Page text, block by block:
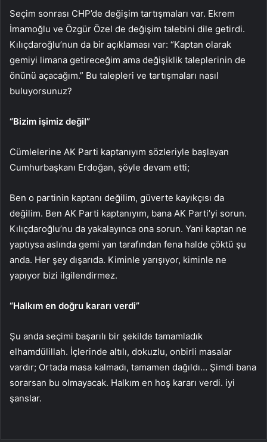
Seçim sonrası CHP’de değişim tartışmaları var. Ekrem
İmamoğlu ve Özgür Özel de değişim talebini dile getirdi.
Kılıçdaroğlu’nun da bir açıklaması var: “Kaptan olarak
gemiyi limana getireceğim ama değişiklik taleplerinin de
önünü açacağım.” Bu talepleri ve tartışmaları nasıl
buluyorsunuz?
“Bizim işimiz değil”
Cümlelerine AK Parti kaptanıyım sözleriyle başlayan
Cumhurbaşkanı Erdoğan, şöyle devam etti;
Ben o partinin kaptanı değilim, güverte kayıkçısı da
değilim. Ben AK Parti kaptanıyım, bana AK Parti’yi sorun.
Kılıçdaroğlu’nu da yakalayınca ona sorun. Yani kaptan ne
yaptıysa aslında gemi yan tarafından fena halde çöktü şu
anda. Her şey dışarıda. Kiminle yarışıyor, kiminle ne
yapıyor bizi ilgilendirmez.
“Halkım en doğru kararı verdi”
Şu anda seçimi başarılı bir şekilde tamamladık
elhamdülillah. İçlerinde altılı, dokuzlu, onbirli masalar
vardır; Ortada masa kalmadı, tamamen dağıldı… Şimdi bana
sorarsan bu olmayacak. Halkım en hoş kararı verdi. iyi
şanslar.